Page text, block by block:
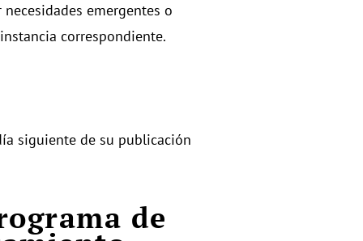
emergentes o
correspondiente.
siguiente de su publicación
de